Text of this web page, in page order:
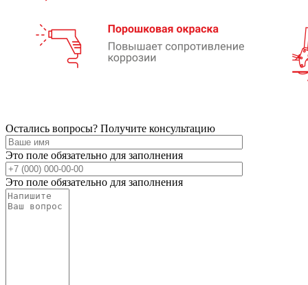
Остались вопросы? Получите консультацию
Это поле обязательно для заполнения
Это поле обязательно для заполнения